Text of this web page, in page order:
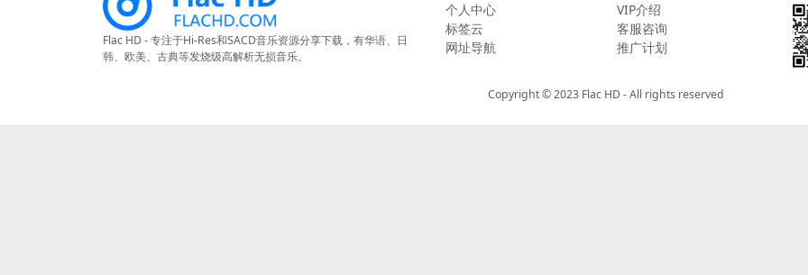
Flac HD - 专注于Hi-Res和SACD音乐资源分享下载，有华语、日
韩、欧美、古典等发烧级高解析无损音乐。
个人中心
标签云
网址导航
VIP介绍
客服咨询
推广计划
Copyright © 2023 Flac HD- All rights reserved